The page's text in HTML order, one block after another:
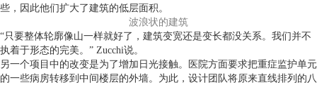
些，因此他们扩大了建筑的低层面积。
波浪状的建筑
“只要整体轮廓像山一样就好了，建筑变宽还是变长都没关系。我们并不
执着于形态的完美。” Zucchi说。
另一个项目中的改变是为了增加日光接触。医院方面要求把重症监护单元
的一些病房转移到中间楼层的外墙。为此，设计团队将原来直线排列的八